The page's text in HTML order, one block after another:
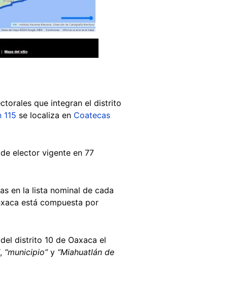
que integran el distrito
115 se localiza en Coatecas
elector vigente en 77
en la lista nominal de cada
está compuesta por
distrito 10 de Oaxaca el
, “municipio”y “Miahuatlán de